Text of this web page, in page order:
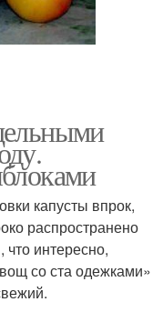
капусты впрок,
распространено
интересно,
со ста одежками»